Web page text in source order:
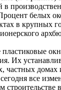
в
белых
в крупных
пластиковые
Их
частных домах
все